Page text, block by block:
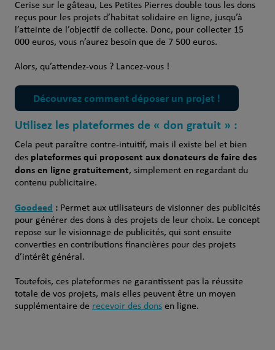
Cerise sur le gâteau, Les Petites Pierres double tous les dons
reçus pour les projets d’habitat solidaire en ligne, jusqu’à
l’atteinte de l’objectif de collecte. Donc, pour collecter 15
000 euros, vous n’aurez besoin que de 7 500 euros.
Alors, qu’attendez-vous ? Lancez-vous !
Découvrez comment déposer un projet !
Utilisez les plateformes de « don gratuit » :
Cela peut paraître contre-intuitif, mais il existe bel et bien
des plateformes qui proposent aux donateurs de faire des
dons en ligne gratuitement, simplement en regardant du
contenu publicitaire.
Goodeed : Permet aux utilisateurs de visionner des publicités
pour générer des dons à des projets de leur choix. Le concept
repose sur le visionnage de publicités, qui sont ensuite
converties en contributions financières pour des projets
d’intérêt général.
Toutefois, ces plateformes ne garantissent pas la réussite
totale de vos projets, mais elles peuvent être un moyen
supplémentaire de recevoir des donsen ligne.